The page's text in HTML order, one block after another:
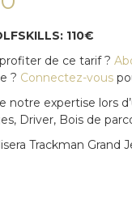
110€
de ce tarif ?
? Connectez-vous
notre expertise lors
Driver, Bois de
Trackman Grand